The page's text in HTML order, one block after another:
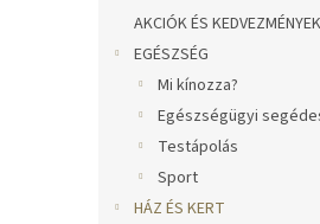
AKCIÓK ÉS KEDVEZMÉNYEK
EGÉSZSÉG
Mi kínozza?
Egészségügyi
Testápolás
Sport
HÁZ ÉS KERT